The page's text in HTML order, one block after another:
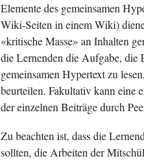
Elemente des gemeinsamen
Wiki-Seiten in einem Wiki)
«kritische Masse» an Inhalten
die Lernenden die Aufgabe,
gemeinsamen Hypertext zu
beurteilen. Fakultativ kann eine
der einzelnen Beiträge durch
Zu beachten ist, dass die
sollten, die Arbeiten der